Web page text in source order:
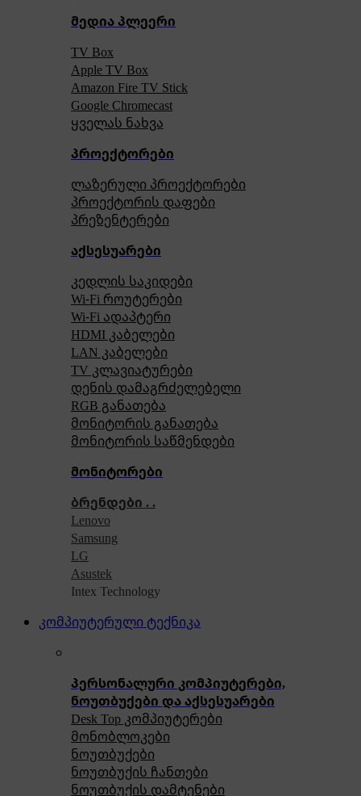
მედია პლეერი
TV Box
Apple TV Box
Amazon Fire TV Stick
Google Chromecast
ყველას ნახვა
პროექტორები
ლაზერული პროექტორები
პროექტორის დაფები
პრეზენტერები
აქსესუარები
კედლის საკიდები
Wi-Fi როუტერები
Wi-Fi ადაპტერი
HDMI კაბელები
LAN კაბელები
TV კლავიატურები
დენის დამაგრძელებელი
RGB განათება
მონიტორის განათება
მონიტორის საწმენდები
მონიტორები
ბრენდები . .
Lenovo
Samsung
LG
Asustek
Intex Technology
კომპიუტერული ტექნიკა
პერსონალური კომპიუტერები,
ნოუთბუქები და აქსესუარები
Desk Top კომპიუტერები
მონობლოკები
ნოუთბუქები
ნოუთბუქის ჩანთები
ნოუთბუქის დამტენები